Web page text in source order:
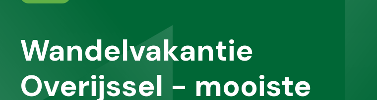
Wandelvakantie
Overijssel - mooiste